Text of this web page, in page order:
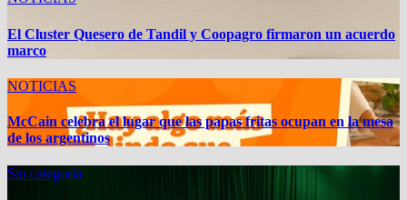
El Cluster Quesero de Tandil y Coopagro firmaron un acuerdo
marco
NOTICIAS
McCain celebra el lugar que las papas fritas ocupan en la mesa
de los argentinos
Sin categoría